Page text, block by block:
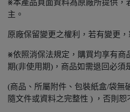
⨳本產品頁面資料為原廠所提供，
主。
原廠保留變更之權利，若有變更，
⨳依照消保法規定，購買均享有商
期(非使用期)，商品如需退回必須
(商品、所屬附件、包裝紙盒/袋無
隨文件或資料之完整性 ) ，否則恕